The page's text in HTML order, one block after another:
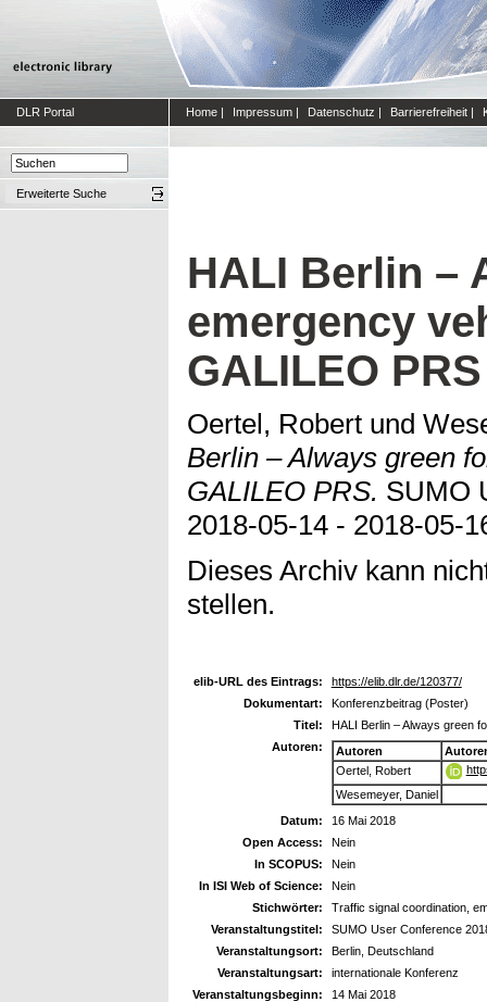
DLR Portal Home | Impressum | Datenschutz | Barrierefreiheit |
Erweiterte Suche
HALI Berlin –
emergency
GALILEO PRS
Oertel, Robert und
Berlin – Always green
GALILEO PRS. SUMO
2018-05-14 - 2018-05-
Dieses Archiv kann
stellen.
elib-URL des Eintrags:
https://elib.dlr.de/120377/
Dokumentart:
Konferenzbeitrag (Poster)
Titel:
HALI Berlin – Always green
Autoren:
Autoren
Oertel, Robert
Wesemeyer, Daniel
Datum:
16 Mai 2018
Open Access:
Nein
In SCOPUS:
Nein
In ISI Web of Science:
Nein
Stichwörter:
Traffic signal coordination,
Veranstaltungstitel:
SUMO User Conference
Veranstaltungsort:
Berlin, Deutschland
Veranstaltungsart:
internationale Konferenz
Veranstaltungsbeginn:
14 Mai 2018